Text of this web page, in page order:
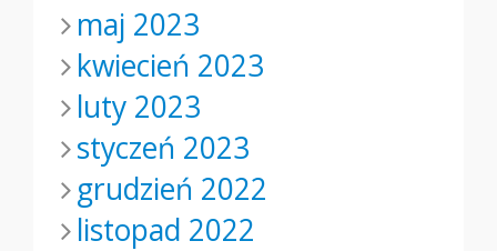
maj 2023
kwiecień 2023
luty 2023
styczeń 2023
grudzień 2022
listopad 2022